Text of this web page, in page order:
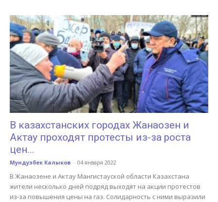
В казахстанских городах Жанаозен и
Актау проходят протесты из-за роста
цен...
Мундузбек Калыков - 04 января 2022
В Жанаозене и Актау Мангистауской области Казахстана
жители несколько дней подряд выходят на акции протестов
из-за повышения цены на газ. Солидарность с ними выразили